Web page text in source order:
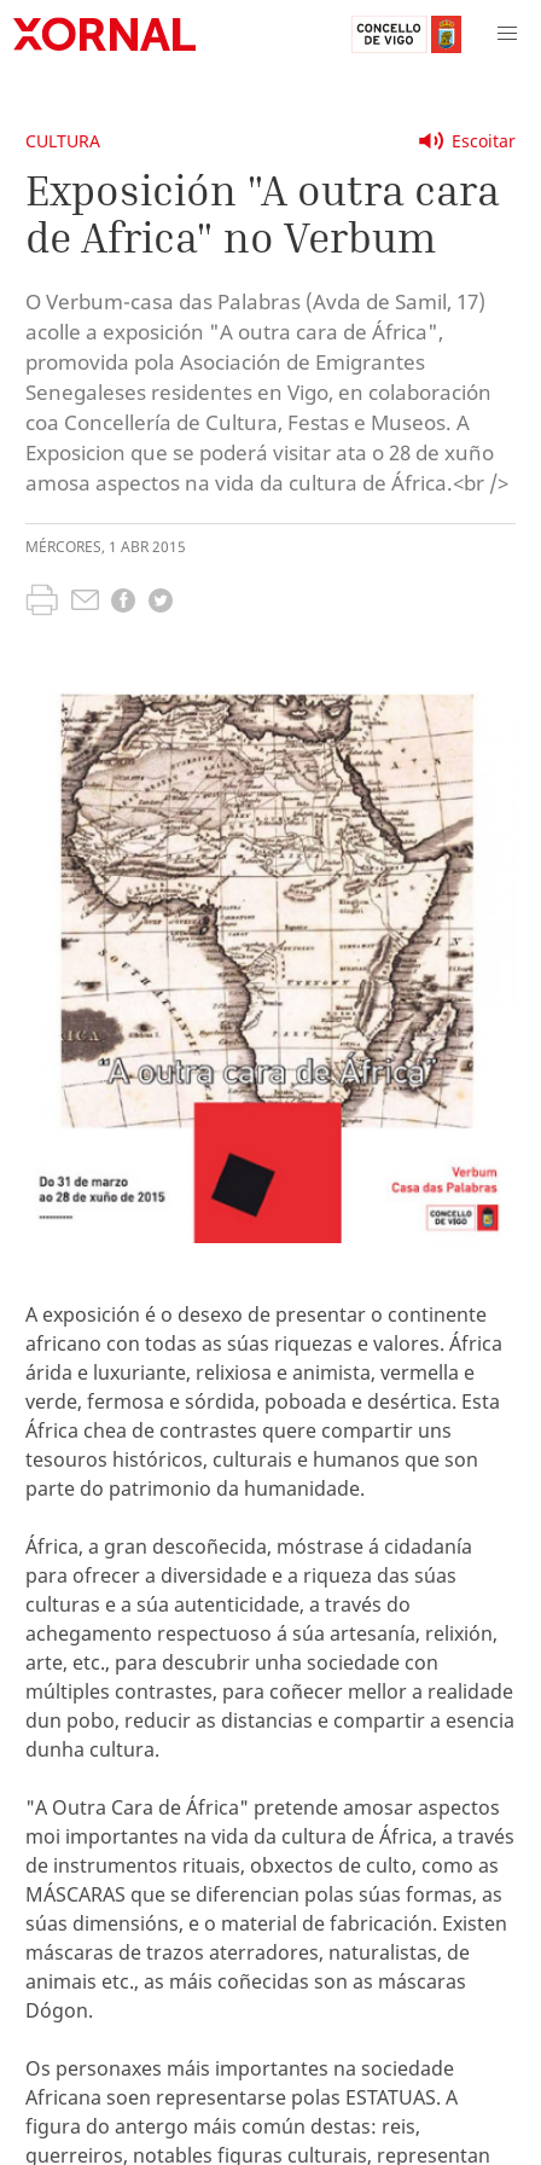
Escoitar
CULTURA
Exposición "A outra cara
de Africa" no Verbum
O Verbum-casa das Palabras (Avda de Samil, 17)
acolle a exposición "A outra cara de África",
promovida pola Asociación de Emigrantes
Senegaleses residentes en Vigo, en colaboración
coa Concellería de Cultura, Festas e Museos. A
Exposicion que se poderá visitar ata o 28 de xuño
amosa aspectos na vida da cultura de África.<br />
MÉRCORES, 1 ABR2015
A exposición é o desexo de presentar o continente
africano con todas as súas riquezas e valores. África
árida e luxuriante, relixiosa e animista, vermella e
verde, fermosa e sórdida, poboada e desértica. Esta
África chea de contrastes quere compartir uns
tesouros históricos, culturais e humanos que son
parte do patrimonio da humanidade.
África, a gran descoñecida, móstrase á cidadanía
para ofrecer a diversidade e a riqueza das súas
culturas e a súa autenticidade, a través do
achegamento respectuoso á súa artesanía, relixión,
arte, etc., para descubrir unha sociedade con
múltiples contrastes, para coñecer mellor a realidade
dun pobo, reducir as distancias e compartir a esencia
dunha cultura.
"A Outra Cara de África" pretende amosar aspectos
moi importantes na vida da cultura de África, a través
de instrumentos rituais, obxectos de culto, como as
MÁSCARAS que se diferencian polas súas formas, as
súas dimensións, e o material de fabricación. Existen
máscaras de trazos aterradores, naturalistas, de
animais etc., as máis coñecidas son as máscaras
Dógon.
Os personaxes máis importantes na sociedade
Africana soen representarse polas ESTATUAS. A
figura do antergo máis común destas: reis,
guerreiros, notables figuras culturais, representan